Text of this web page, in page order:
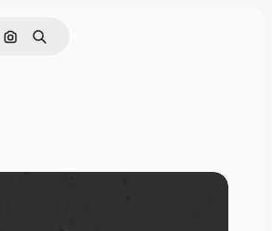
Cerca per immagine
Ricerca